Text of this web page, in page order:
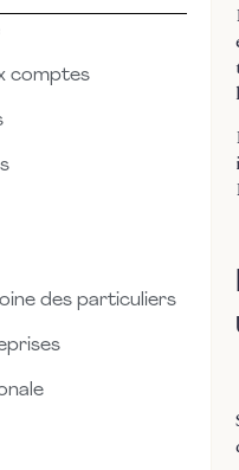
comptes
des particuliers